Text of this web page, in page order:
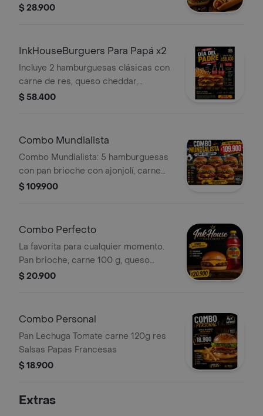
2 gaseosas 250ml Coca-Cola.
$ 28.900
InkHouseBurguers Para Papá x2
Incluye 2 hamburguesas clásicas con
carne de res, queso cheddar,
tocineta, lechuga, tomate, salsas de la
de 400 ml.
$ 58.400
Combo Mundialista
Combo Mundialista: 5 hamburguesas
con pan brioche con ajonjolí, carne
Angus de 120 g, tocineta, queso
$ 109.900
Combo Perfecto
La favorita para cualquier momento.
Pan brioche, carne 100 g, queso
cheddar y gaseosa Colombiana por
$ 20.900
Combo Personal
Pan Lechuga Tomate carne 120g res
Salsas Papas Francesas
$ 18.900
Extras